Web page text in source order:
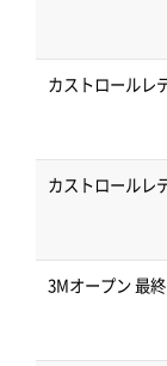
カストロール
カストロール
3Mオープン 最